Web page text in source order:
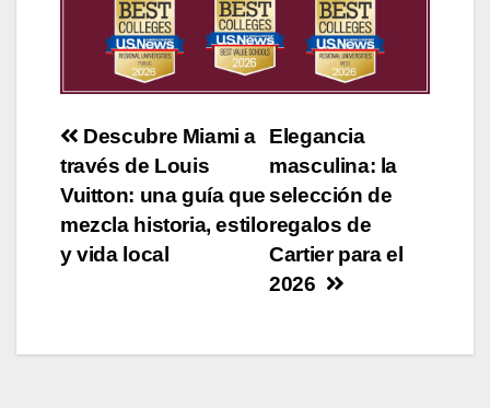
Post
navigation
Elegancia
masculina: la
selección de
regalos de
Cartier para el
2026
Descubre Miami a
través de Louis
Vuitton: una guía que
mezcla historia, estilo
y vida local